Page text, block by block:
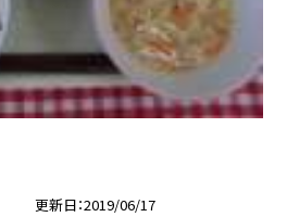
更新日 2019/06/17